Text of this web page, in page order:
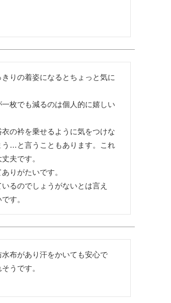
りの着姿になるとちょっと気に
枚でも減るのは個人的に嬉しい
の衿を乗せるように気をつけな
う…と言うこともあります。これ
夫です。
りがたいです。
るのでしょうがないとは言え
す。
布があり汗をかいても安心で
うです。